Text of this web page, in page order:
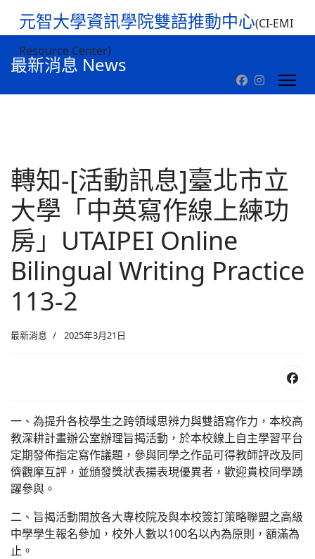
元智大學資訊學院雙語推動中心(CI-EMI
Resource Center)
最新消息 News
轉知-[活動訊息]臺北市立
大學「中英寫作線上練功
房」UTAIPEI Online
Bilingual Writing Practice
113-2
最新消息 2025年3月21日
一、為提升各校學生之跨領域思辨力與雙語寫作力，本校高
教深耕計畫辦公室辦理旨揭活動，於本校線上自主學習平台
定期發佈指定寫作議題，參與同學之作品可得教師評改及同
儕觀摩互評，並頒發獎狀表揚表現優異者，歡迎貴校同學踴
躍參與。
二、旨揭活動開放各大專校院及與本校簽訂策略聯盟之高級
中學學生報名參加，校外人數以100名以內為原則，額滿為
止。